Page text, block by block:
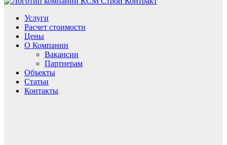
Услуги
Расчет стоимости
Цены
О Компании
Вакансии
Партнерам
Объекты
Статьи
Контакты